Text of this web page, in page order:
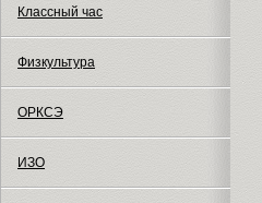
Классный час
Физкультура
ОРКСЭ
ИЗО